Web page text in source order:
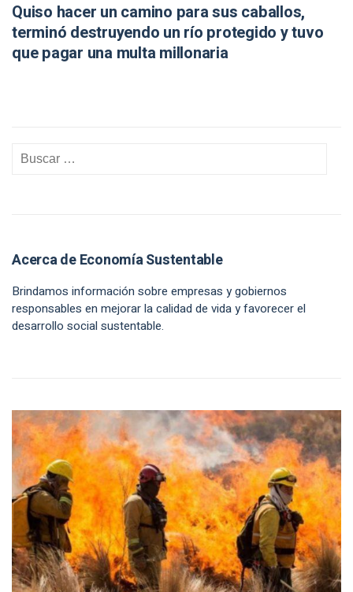
Quiso hacer un camino para sus caballos,
terminó destruyendo un río protegido y tuvo
que pagar una multa millonaria
Acerca de Economía Sustentable
Brindamos información sobre empresas y gobiernos
responsables en mejorar la calidad de vida y favorecer el
desarrollo social sustentable.